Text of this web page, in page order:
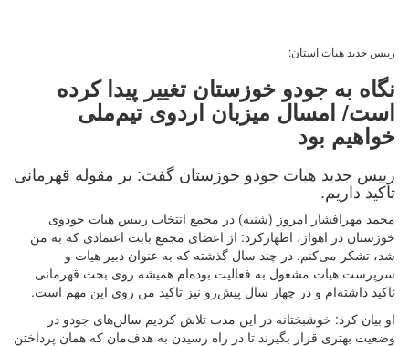
رییس جدید هیات استان:
نگاه به جودو خوزستان تغییر پیدا کرده
است/ امسال میزبان اردوی تیم‌ملی
خواهیم بود
رییس جدید هیات جودو خوزستان گفت: بر مقوله قهرمانی
تاکید داریم.
محمد مهرافشار امروز (شنبه) در مجمع انتخاب رییس هیات جودوی
خوزستان در اهواز، اظهارکرد: از اعضای مجمع بابت اعتمادی که به من
شد، تشکر می‌کنم. در چند سال گذشته که به عنوان دبیر هیات و
سرپرست هیات مشغول به فعالیت بوده‌ام همیشه روی بحث قهرمانی
تاکید داشته‌ام و در چهار سال پیش‌رو نیز تاکید من روی این مهم است.
او بیان کرد: خوشبختانه در این مدت تلاش کردیم سالن‌های جودو در
وضعیت بهتری قرار بگیرند تا در راه رسیدن به هدف‌مان که همان پرداختن